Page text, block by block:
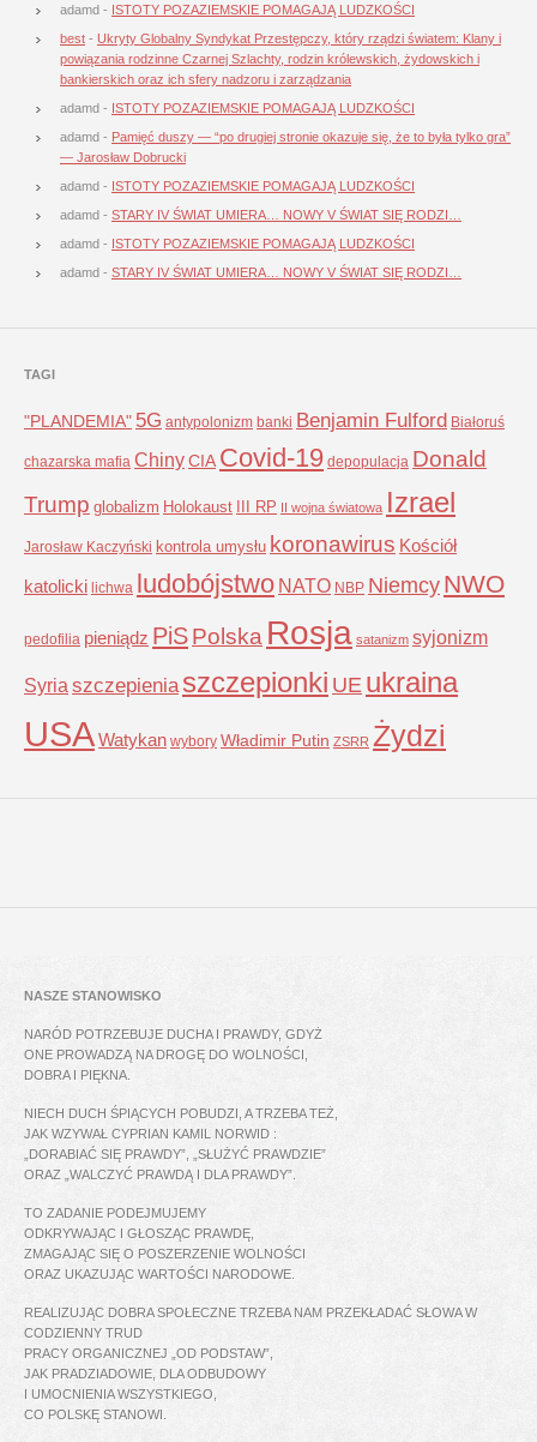
adamd - ISTOTY POZAZIEMSKIE POMAGAJĄ LUDZKOŚCI
best - Ukryty Globalny Syndykat Przestępczy, który rządzi światem: Klany i
powiązania rodzinne Czarnej Szlachty, rodzin królewskich, żydowskich i
bankierskich oraz ich sfery nadzoru i zarządzania
adamd - ISTOTY POZAZIEMSKIE POMAGAJĄ LUDZKOŚCI
adamd - Pamięć duszy — “po drugiej stronie okazuje się, że to była tylko gra”
— Jarosław Dobrucki
adamd - ISTOTY POZAZIEMSKIE POMAGAJĄ LUDZKOŚCI
adamd - STARY IV ŚWIAT UMIERA… NOWY V ŚWIAT SIĘ RODZI…
adamd - ISTOTY POZAZIEMSKIE POMAGAJĄ LUDZKOŚCI
adamd - STARY IV ŚWIAT UMIERA… NOWY V ŚWIAT SIĘ RODZI…
TAGI
"PLANDEMIA" 5G antypolonizm banki Benjamin Fulford Białoruś
chazarska mafia ChinyCIA Covid-19 depopulacja Donald
Trump globalizm Holokaust III RP II wojna światowa Izrael
Jarosław Kaczyński kontrola umysłu koronawirus Kościół
katolicki lichwa ludobójstwo NATO NBP NiemcyNWO
pedofilia pieniądz PiSPolska Rosja satanizm syjonizm
Syria szczepienia szczepionki UE ukraina
USAWatykan wybory Władimir Putin ZSRR Żydzi
NASZE STANOWISKO
NARÓD POTRZEBUJE DUCHA I PRAWDY, GDYŻ
ONE PROWADZĄ NA DROGĘ DO WOLNOŚCI,
DOBRA I PIĘKNA.
NIECH DUCH ŚPIĄCYCH POBUDZI, A TRZEBA TEŻ,
JAK WZYWAŁ CYPRIAN KAMIL NORWID :
„DORABIAĆ SIĘ PRAWDY”, „SŁUŻYĆ PRAWDZIE”
ORAZ „WALCZYĆ PRAWDĄ I DLA PRAWDY”.
TO ZADANIE PODEJMUJEMY
ODKRYWAJĄC I GŁOSZĄC PRAWDĘ,
ZMAGAJĄC SIĘ O POSZERZENIE WOLNOŚCI
ORAZ UKAZUJĄC WARTOŚCI NARODOWE.
REALIZUJĄC DOBRA SPOŁECZNE TRZEBA NAM PRZEKŁADAĆ SŁOWA W
CODZIENNY TRUD
PRACY ORGANICZNEJ „OD PODSTAW”,
JAK PRADZIADOWIE, DLA ODBUDOWY
I UMOCNIENIA WSZYSTKIEGO,
CO POLSKĘ STANOWI.